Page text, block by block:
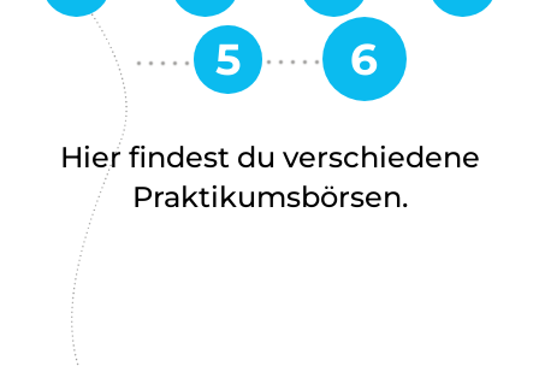
Hier findest du verschiedene
Praktikumsbörsen.